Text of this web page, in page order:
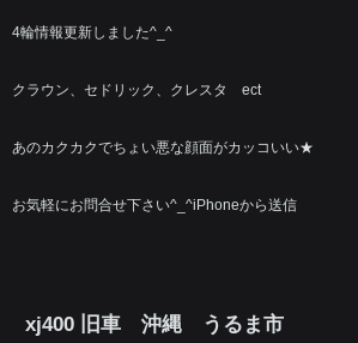
4輪情報更新しました^_^
クラウン、セドリック、クレスタ ect
あのカクカクでちょい悪な顔面がカッコいい★
お気軽にお問合せ下さい^_^iPhoneから送信
xj400 旧車 沖縄 うるま市